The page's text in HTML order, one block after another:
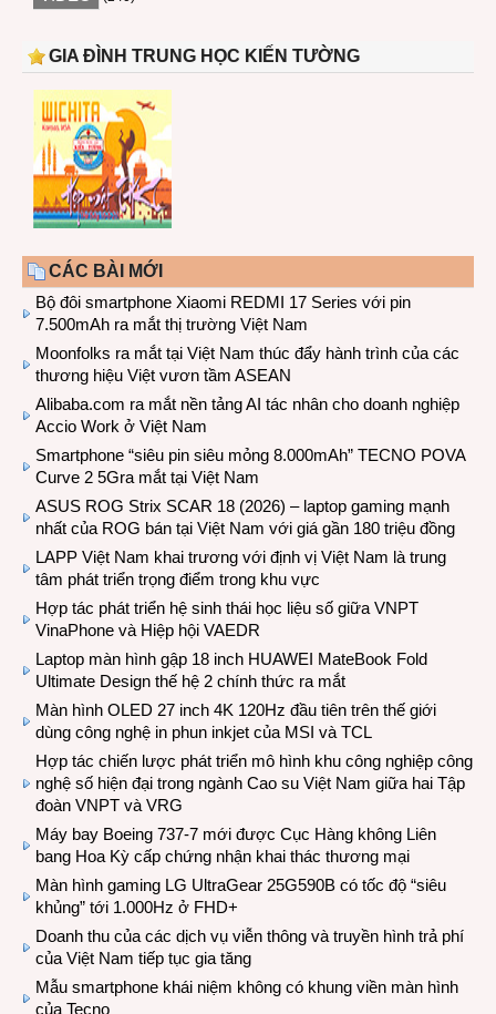
GIA ĐÌNH TRUNG HỌC KIẾN TƯỜNG
CÁC BÀI MỚI
Bộ đôi smartphone Xiaomi REDMI 17 Series với pin
7.500mAh ra mắt thị trường Việt Nam
Moonfolks ra mắt tại Việt Nam thúc đẩy hành trình của các
thương hiệu Việt vươn tầm ASEAN
Alibaba.com ra mắt nền tảng AI tác nhân cho doanh nghiệp
Accio Work ở Việt Nam
Smartphone “siêu pin siêu mỏng 8.000mAh” TECNO POVA
Curve 2 5Gra mắt tại Việt Nam
ASUS ROG Strix SCAR 18 (2026) – laptop gaming mạnh
nhất của ROG bán tại Việt Nam với giá gần 180 triệu đồng
LAPP Việt Nam khai trương với định vị Việt Nam là trung
tâm phát triển trọng điểm trong khu vực
Hợp tác phát triển hệ sinh thái học liệu số giữa VNPT
VinaPhone và Hiệp hội VAEDR
Laptop màn hình gập 18 inch HUAWEI MateBook Fold
Ultimate Design thế hệ 2 chính thức ra mắt
Màn hình OLED 27 inch 4K 120Hz đầu tiên trên thế giới
dùng công nghệ in phun inkjet của MSI và TCL
Hợp tác chiến lược phát triển mô hình khu công nghiệp công
nghệ số hiện đại trong ngành Cao su Việt Nam giữa hai Tập
đoàn VNPT và VRG
Máy bay Boeing 737-7 mới được Cục Hàng không Liên
bang Hoa Kỳ cấp chứng nhận khai thác thương mại
Màn hình gaming LG UltraGear 25G590B có tốc độ “siêu
khủng” tới 1.000Hz ở FHD+
Doanh thu của các dịch vụ viễn thông và truyền hình trả phí
của Việt Nam tiếp tục gia tăng
Mẫu smartphone khái niệm không có khung viền màn hình
của Tecno